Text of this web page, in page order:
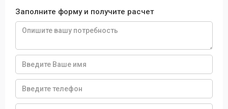
Заполните форму и получите расчет